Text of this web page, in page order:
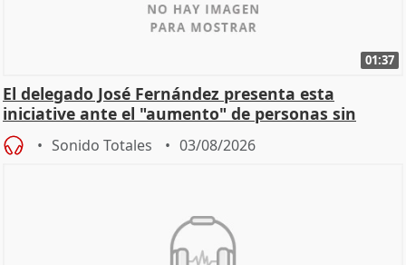
01:37
El delegado José Fernández presenta esta
iniciative ante el "aumento" de personas sin
hogar en Madri
Sonido Totales 03/08/2026